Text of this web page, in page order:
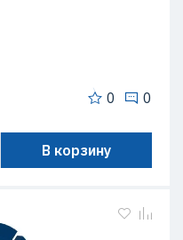
0 0
В корзину